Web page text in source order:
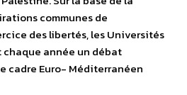
communes de
des libertés, les Universités
chaque année un débat
cadre Euro- Méditerranéen